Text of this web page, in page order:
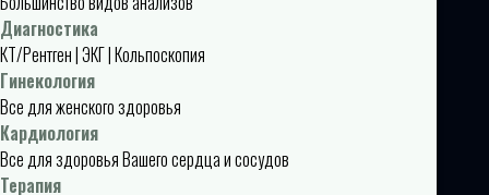
Диагностика
КТ/Рентген | ЭКГ | Кольпоскопия
Гинекология
Все для женского здоровья
Кардиология
Все для здоровья Вашего сердца и сосудов
Терапия